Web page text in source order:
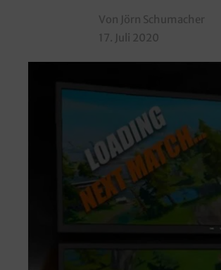
Von Jörn Schumacher
17. Juli 2020